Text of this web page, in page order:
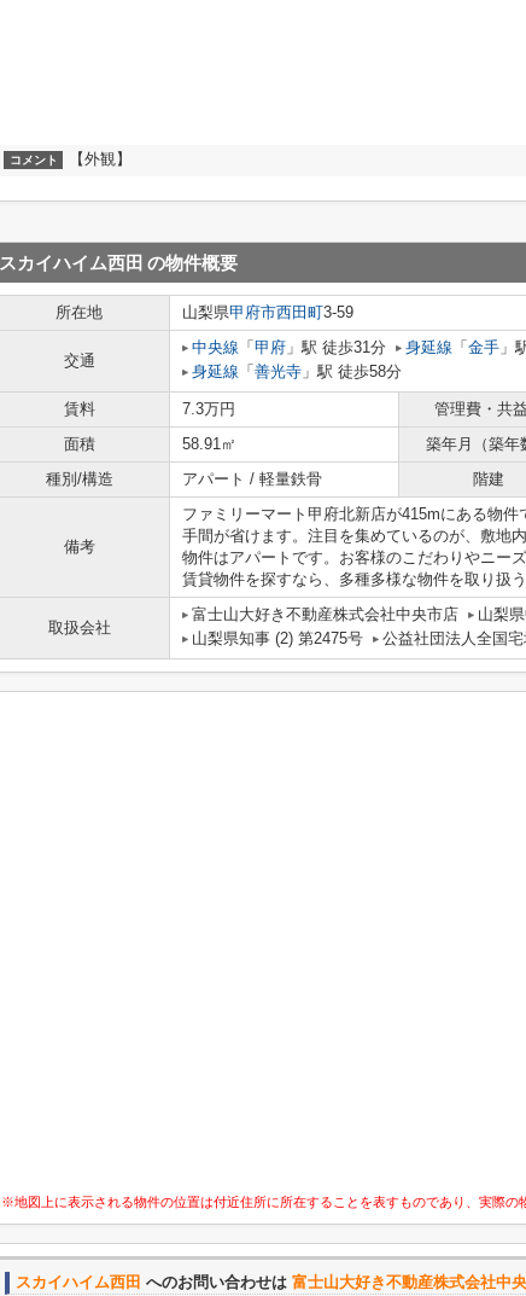
コメント 【外観】
スカイハイム西田 の物件概要
所在地 山梨県甲府市西田町3-59
交通
中央線 「 甲府 」駅 徒歩31分 身延線 「 金手 」
身延線 「 善光寺 」駅 徒歩58分
賃料 7.3万円 管理費・共
面積
58.91㎡ 築年月（築年
種別/構造
アパート / 軽量鉄骨 階建
備考
ファミリーマート甲府北新店が415mにある物
手間が省けます。注目を集めているのが、敷地
物件はアパートです。お客様のこだわりやニー
賃貸物件を探すなら、多種多様な物件を取り扱
取扱会社
富士山大好き不動産株式会社中央市店 山梨
山梨県知事 (2) 第2475号
公益社団法人全国
※地図上に表示される物件の位置は付近住所に所在することを表すものであり、実際の
スカイハイム西田 へのお問い合わせは 富士山大好き不動産株式会社中